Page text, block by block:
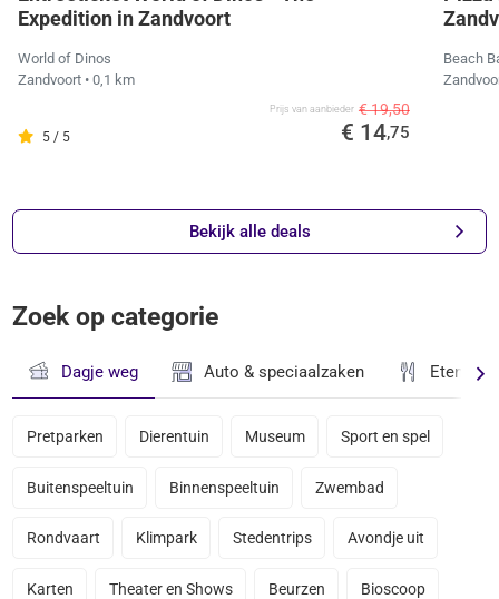
Expedition in Zandvoort
World of Dinos
Zandvoort • 0,1 km
5 / 5
Prijs van aanbieder € 19,50
€ 14,75
Beach
Bekijk alle deals
Zoek op categorie
Dagje weg Auto & speciaalzaken Eten &
Pretparken Dierentuin Museum Sport en spel
Buitenspeeltuin Binnenspeeltuin Zwembad
Rondvaart Klimpark Stedentrips Avondje uit
Karten Theater en Shows Beurzen Bioscoop